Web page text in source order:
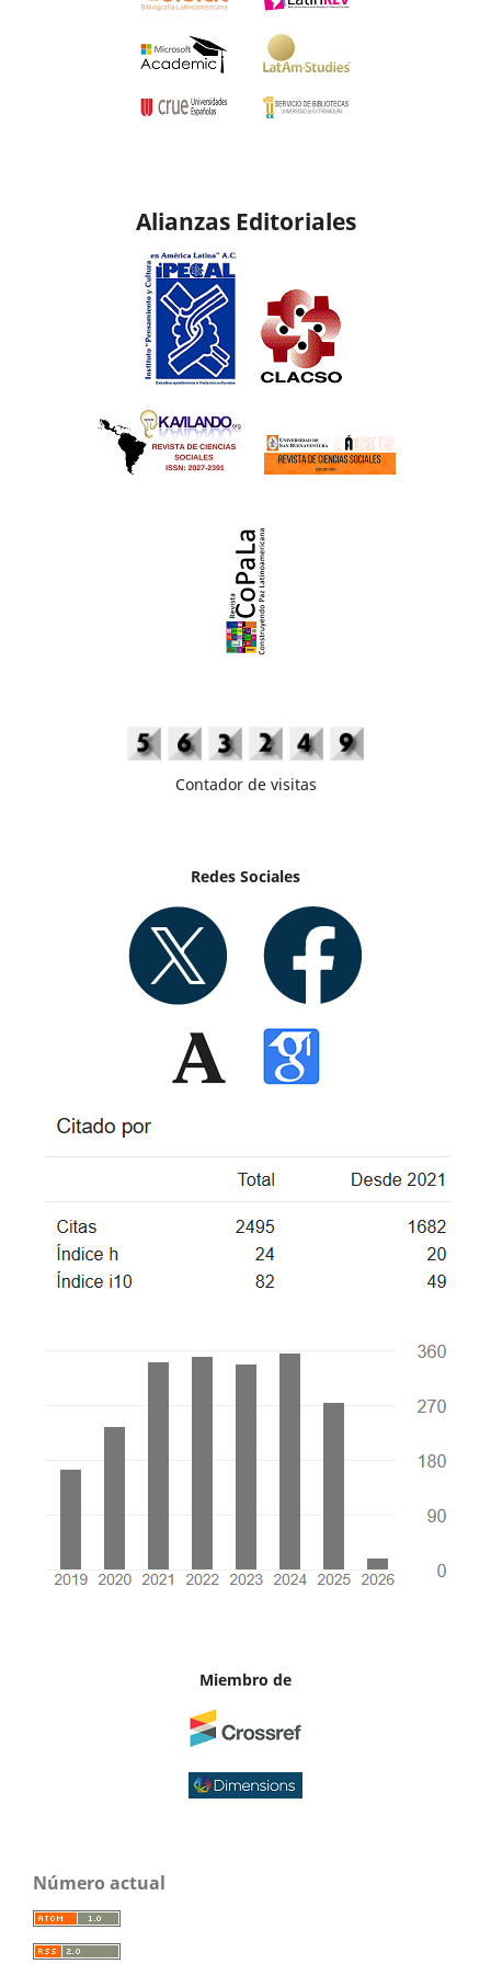
Alianzas Editoriales
Contador de visitas
Redes Sociales
Miembro de
Número actual